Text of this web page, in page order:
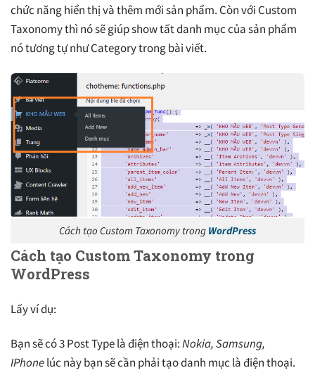
chức năng hiển thị và thêm mới sản phẩm. Còn với Custom
Taxonomy thì nó sẽ giúp show tất danh mục của sản phẩm
nó tương tự như Category trong bài viết.
Cách tạo Custom Taxonomy trong WordPress
Cách tạo Custom Taxonomy trong
WordPress
Lấy ví dụ:
Bạn sẽ có 3 Post Type là điện thoại:Nokia, Samsung,
IPhonelúc này bạn sẽ cần phải tạo danh mục là điện thoại.